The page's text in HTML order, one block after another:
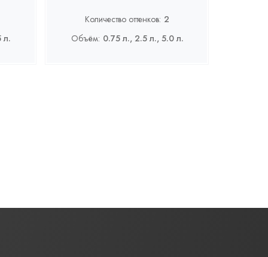
л.
Количество оттенков: 2
Объём: 0.75 л., 2.5 л., 5.0 л.